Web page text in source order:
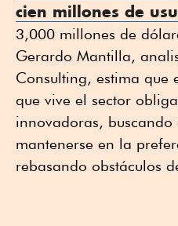
cien millones de
3,000 millones de
Gerardo Mantilla,
Consulting, estima que
que vive el sector
innovadoras,
mantenerse en la
rebasando obstáculos